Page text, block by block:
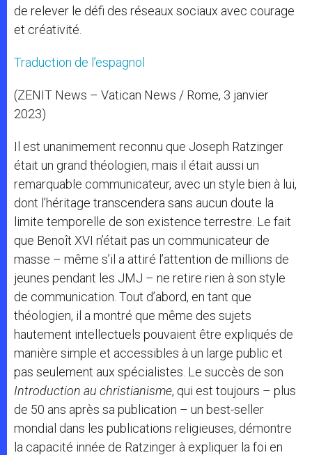
de relever le défi des réseaux sociaux avec courage
et créativité.
Traduction de l’espagnol
(ZENIT News – Vatican News / Rome, 3 janvier
2023)
Il est unanimement reconnu que Joseph Ratzinger
était un grand théologien, mais il était aussi un
remarquable communicateur, avec un style bien à lui,
dont l’héritage transcendera sans aucun doute la
limite temporelle de son existence terrestre. Le fait
que Benoît XVI n’était pas un communicateur de
masse – même s’il a attiré l’attention de millions de
jeunes pendant les JMJ – ne retire rien à son style
de communication. Tout d’abord, en tant que
théologien, il a montré que même des sujets
hautement intellectuels pouvaient être expliqués de
manière simple et accessibles à un large public et
pas seulement aux spécialistes. Le succès de son
Introduction au christianisme, qui est toujours – plus
de 50 ans après sa publication – un best-seller
mondial dans les publications religieuses, démontre
la capacité innée de Ratzinger à expliquer la foi en